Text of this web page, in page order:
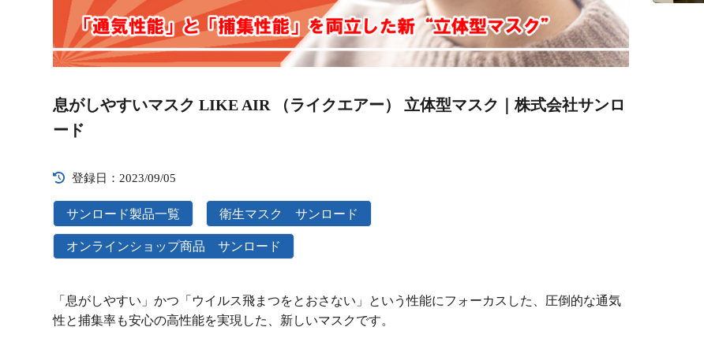
Player
息がしやすいマスク LIKE AIR （ライクエアー） 立体型マスク｜株式会社サンロ
ード
登録日：2023/09/05
サンロード製品一覧 衛生マスク サンロード
オンラインショップ商品 サンロード
「息がしやすい」かつ「ウイルス飛まつをとおさない」という性能にフォーカスした、圧倒的な通気
性と捕集率も安心の高性能を実現した、新しいマスクです。